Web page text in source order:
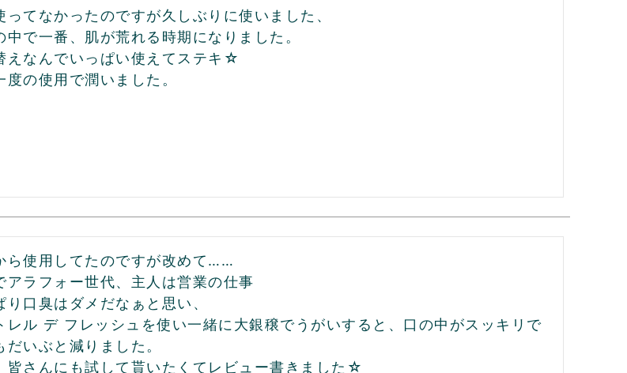
ってなかったのですが久しぶりに使いました、
中で一番、肌が荒れる時期になりました。
えなんでいっぱい使えてステキ☆
ら使用してたのですが改めて……
アラフォー世代、主人は営業の仕事
り口臭はダメだなぁと思い、
レル デ フレッシュを使い一緒に大銀穣でうがいすると、口の中がスッキリで
だいぶと減りました。
皆さんにも試して貰いたくてレビュー書きました☆